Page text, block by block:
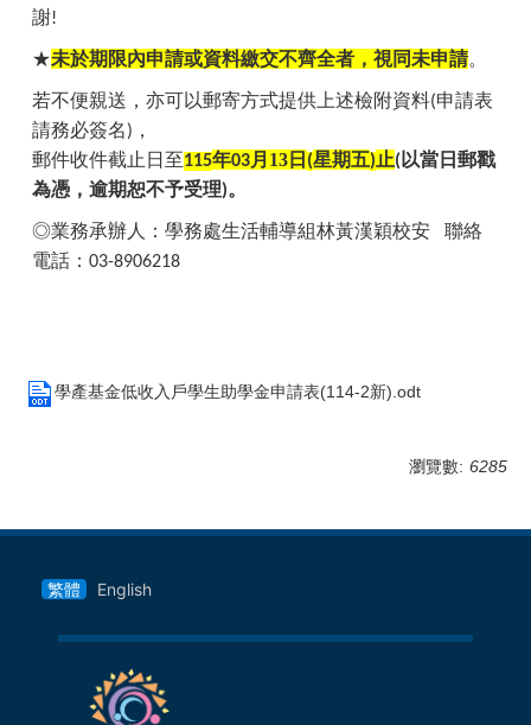
謝!
★未於期限內申請或資料繳交不齊全者，視同未申請。
若不便親送，亦可以郵寄方式提供上述檢附資料(申請表
請務必簽名) ，
郵件收件截止日至115年03月13 日 (星期五) 止( 以當日郵戳
為憑，逾期恕不予受理)。
◎業務承辦人：學務處生活輔導組林黃漢穎校安
聯絡
電話： 03-8906218
學產基金低收入戶學生助學金申請表(114-2新).odt
瀏覽數: 6285
繁體 English